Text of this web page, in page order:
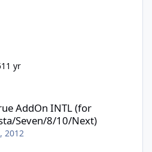
11 yr
AddOn INTL (for
Seven/8/10/Next)
2012